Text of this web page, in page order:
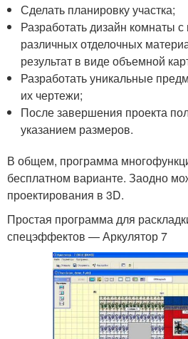
Сделать планировку участка;
Разработать дизайн комнаты
различных отделочных
результат в виде объемной
Разработать уникальные
их чертежи;
После завершения проекта
указанием размеров.
В общем, программа
бесплатном варианте. Заодно
проектирования в 3D.
Простая программа для
спецэффектов — Аркулятор 7